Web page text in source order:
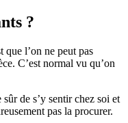
?
l’on ne peut pas
C’est normal vu qu’on
de s’y sentir chez soi et
pas la procurer.